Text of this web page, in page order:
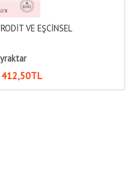
VE EŞCİNSEL
412,50TL